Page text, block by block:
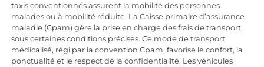
taxis conventionnés assurent la mobilité des personnes
malades ou à mobilité réduite. La Caisse primaire d’assurance
maladie (Cpam) gère la prise en charge des frais de transport
sous certaines conditions précises. Ce mode de transport
médicalisé, régi par la convention Cpam, favorise le confort, la
ponctualité et le respect de la confidentialité. Les véhicules